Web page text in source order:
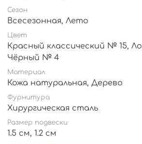
Сезон
Всесезонная, Лето
Цвет
Красный классический № 15, Лосось № 13,
Чёрный № 4
Материал
Кожа натуральная, Дерево
Фурнитура
Хирургическая сталь
Размер подвески
1.5 см, 1.2 см